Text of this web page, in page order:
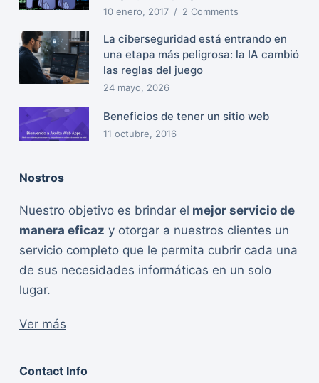
10 enero, 2017 2 Comments
La ciberseguridad está entrando en
una etapa más peligrosa: la IA cambió
las reglas del juego
24 mayo, 2026
Beneficios de tener un sitio web
11 octubre, 2016
Nostros
Nuestro objetivo es brindar el mejor servicio de
manera eficaz y otorgar a nuestros clientes un
servicio completo que le permita cubrir cada una
de sus necesidades informáticas en un solo
lugar.
Ver más
Contact Info